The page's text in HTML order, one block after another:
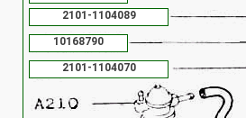
10168790
2101-1104070
2101-1104089